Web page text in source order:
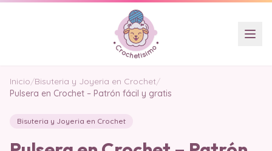
Inicio/Bisuteria y Joyeria en Crochet/
Pulsera en Crochet – Patrón fácil y gratis
Bisuteria y Joyeria en Crochet